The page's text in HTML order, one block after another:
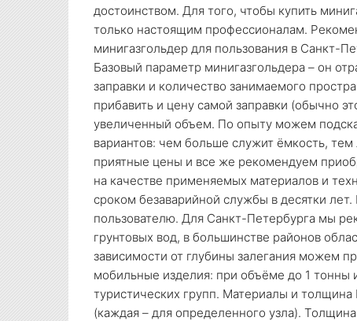
достоинством. Для того, чтобы купить
только настоящим профессионалам.
минигазгольдер для пользования в Санкт-
Базовый параметр минигазгольдера – он
заправки и количество занимаемого
прибавить и цену самой заправки (обычно
увеличенный объем. По опыту можем
вариантов: чем больше служит ёмкость,
приятные цены и все же рекомендуем
на качестве применяемых материалов и
сроком безаварийной службы в десятки
пользователю. Для Санкт-Петербурга мы
грунтовых вод, в большинстве районов
зависимости от глубины залегания можем
мобильные изделия: при объёме до 1 тонны
туристических групп. Материалы и
(каждая – для определенного узла).